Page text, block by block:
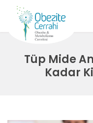
Tüp Mide
Kadar